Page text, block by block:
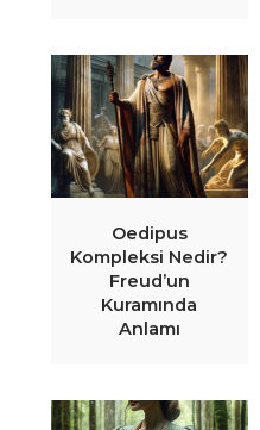
Oedipus
Kompleksi Nedir?
Freud’un
Kuramında
Anlamı